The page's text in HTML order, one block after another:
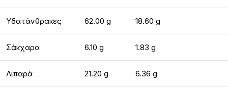
Υδατάνθρακες 62.00 g 18.60 g
Σάκχαρα 6.10 g 1.83 g
Λιπαρά 21.20 g 6.36 g